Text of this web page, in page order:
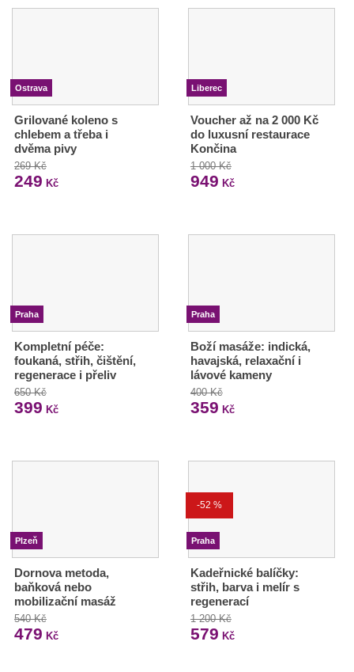
Ostrava
Grilované koleno s
chlebem a třeba i
dvěma pivy
269 Kč
249 Kč
Liberec
Voucher až na 2 000 Kč
do luxusní restaurace
Končina
1 000 Kč
949 Kč
Praha
Kompletní péče:
foukaná, střih, čištění,
regenerace i přeliv
650 Kč
399 Kč
Praha
Boží masáže: indická,
havajská, relaxační i
lávové kameny
400 Kč
359 Kč
Plzeň
Dornova metoda,
baňková nebo
mobilizační masáž
540 Kč
479 Kč
-52 %
Praha
Kadeřnické balíčky:
střih, barva i melír s
regenerací
1 200 Kč
579 Kč